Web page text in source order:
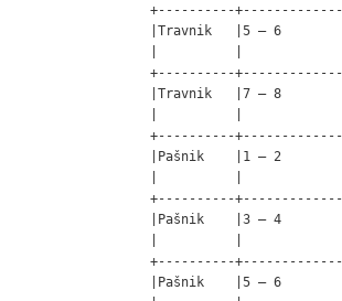
+----------
|Travnik   |5 – 6
+----------
|Travnik   |7 – 8
+----------
|Pašnik    |1 – 2
+----------
|Pašnik    |3 – 4
+----------
|Pašnik    |5 – 6